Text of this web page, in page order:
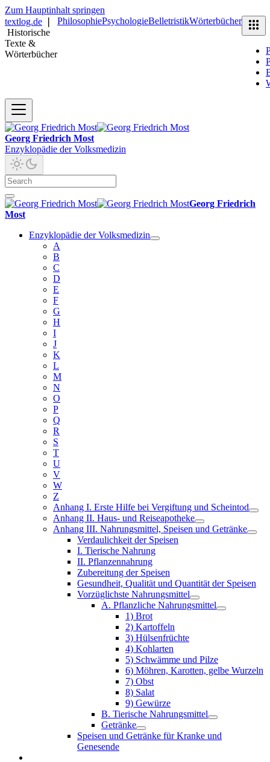
Zum Hauptinhalt springen
textlog.de
Historische
Texte &
Wörterbücher
PhilosophiePsychologieBelletristikWörterbücher
Georg Friedrich Most
Enzyklopädie der Volksmedizin
Georg Friedrich
Most
Enzyklopädie der Volksmedizin
A
B
C
D
E
F
G
H
I
J
K
L
M
N
O
P
Q
R
S
T
U
V
W
Z
Anhang I. Erste Hilfe bei Vergiftung und Scheintod
Anhang II. Haus- und Reiseapotheke
Anhang III. Nahrungsmittel, Speisen und Getränke
Verdaulichkeit der Speisen
I. Tierische Nahrung
II. Pflanzennahrung
Zubereitung der Speisen
Gesundheit, Qualität und Quantität der Speisen
Vorzüglichste Nahrungsmittel
A. Pflanzliche Nahrungsmittel
1) Brot
2) Kartoffeln
3) Hülsenfrüchte
4) Kohlarten
5) Schwämme und Pilze
6) Möhren, Karotten, gelbe Wurzeln
7) Obst
8) Salat
9) Gewürze
B. Tierische Nahrungsmittel
Getränke
Speisen und Getränke für Kranke und
Genesende